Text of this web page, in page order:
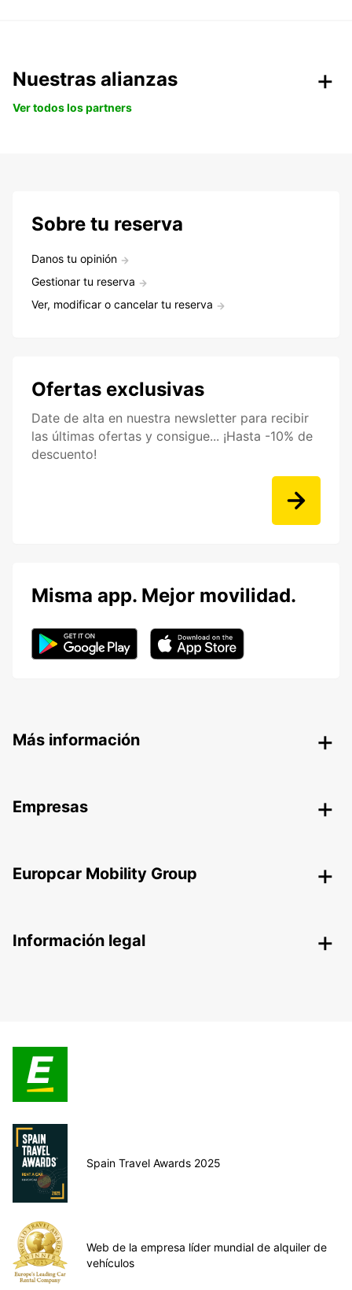
Nuestras alianzas
Ver todos los partners
Sobre tu reserva
Danos tu opinión
Gestionar tu reserva
Ver, modificar o cancelar tu reserva
Ofertas exclusivas
Date de alta en nuestra newsletter para recibir
las últimas ofertas y consigue... ¡Hasta -10% de
descuento!
Misma app. Mejor movilidad.
Más información
Empresas
Europcar Mobility Group
Información legal
Spain Travel Awards 2025
Web de la empresa líder mundial de alquiler de
vehículos